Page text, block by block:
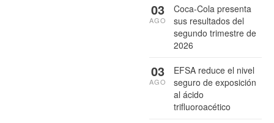
Coca-Cola presenta
sus resultados del
segundo trimestre de
2026
03
AGO
EFSA reduce el nivel
seguro de exposición
al ácido
trifluoroacético
03
AGO